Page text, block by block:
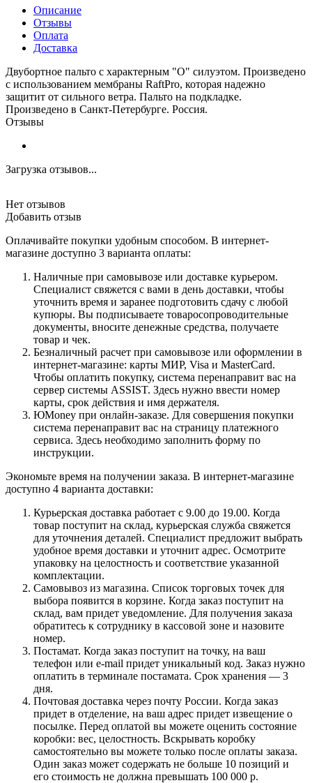
Описание
Отзывы
Оплата
Доставка
Двубортное пальто с характерным "О" силуэтом. Произведено
с использованием мембраны RaftPro, которая надежно
защитит от сильного ветра. Пальто на подкладке.
Произведено в Санкт-Петербурге. Россия.
Отзывы
Загрузка отзывов...
Нет отзывов
Добавить отзыв
Оплачивайте покупки удобным способом. В интернет-
магазине доступно 3 варианта оплаты:
Наличные при самовывозе или доставке курьером.
Специалист свяжется с вами в день доставки, чтобы
уточнить время и заранее подготовить сдачу с любой
купюры. Вы подписываете товаросопроводительные
документы, вносите денежные средства, получаете
товар и чек.
Безналичный расчет при самовывозе или оформлении в
интернет-магазине: карты МИР, Visa и MasterCard.
Чтобы оплатить покупку, система перенаправит вас на
сервер системы ASSIST. Здесь нужно ввести номер
карты, срок действия и имя держателя.
ЮMoney при онлайн-заказе. Для совершения покупки
система перенаправит вас на страницу платежного
сервиса. Здесь необходимо заполнить форму по
инструкции.
Экономьте время на получении заказа. В интернет-магазине
доступно 4 варианта доставки:
Курьерская доставка работает с 9.00 до 19.00. Когда
товар поступит на склад, курьерская служба свяжется
для уточнения деталей. Специалист предложит выбрать
удобное время доставки и уточнит адрес. Осмотрите
упаковку на целостность и соответствие указанной
комплектации.
Самовывоз из магазина. Список торговых точек для
выбора появится в корзине. Когда заказ поступит на
склад, вам придет уведомление. Для получения заказа
обратитесь к сотруднику в кассовой зоне и назовите
номер.
Постамат. Когда заказ поступит на точку, на ваш
телефон или e-mail придет уникальный код. Заказ нужно
оплатить в терминале постамата. Срок хранения — 3
дня.
Почтовая доставка через почту России. Когда заказ
придет в отделение, на ваш адрес придет извещение о
посылке. Перед оплатой вы можете оценить состояние
коробки: вес, целостность. Вскрывать коробку
самостоятельно вы можете только после оплаты заказа.
Один заказ может содержать не больше 10 позиций и
его стоимость не должна превышать 100 000 р.